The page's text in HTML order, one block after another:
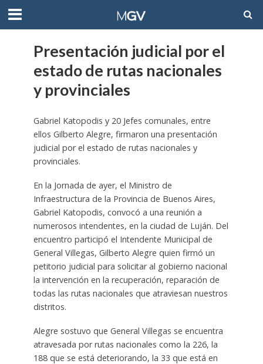
Presentación judicial por el
estado de rutas nacionales
y provinciales
Gabriel Katopodis y 20 Jefes comunales, entre
ellos Gilberto Alegre, firmaron una presentación
judicial por el estado de rutas nacionales y
provinciales.
En la Jornada de ayer, el Ministro de
Infraestructura de la Provincia de Buenos Aires,
Gabriel Katopodis, convocó a una reunión a
numerosos intendentes, en la ciudad de Luján. Del
encuentro participó el Intendente Municipal de
General Villegas, Gilberto Alegre quien firmó un
petitorio judicial para solicitar al gobierno nacional
la intervención en la recuperación, reparación de
todas las rutas nacionales que atraviesan nuestros
distritos.
Alegre sostuvo que General Villegas se encuentra
atravesada por rutas nacionales como la 226, la
188 que se está deteriorando, la 33 que está en